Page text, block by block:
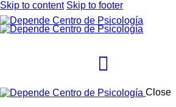
Skip to content Skip to footer
Close